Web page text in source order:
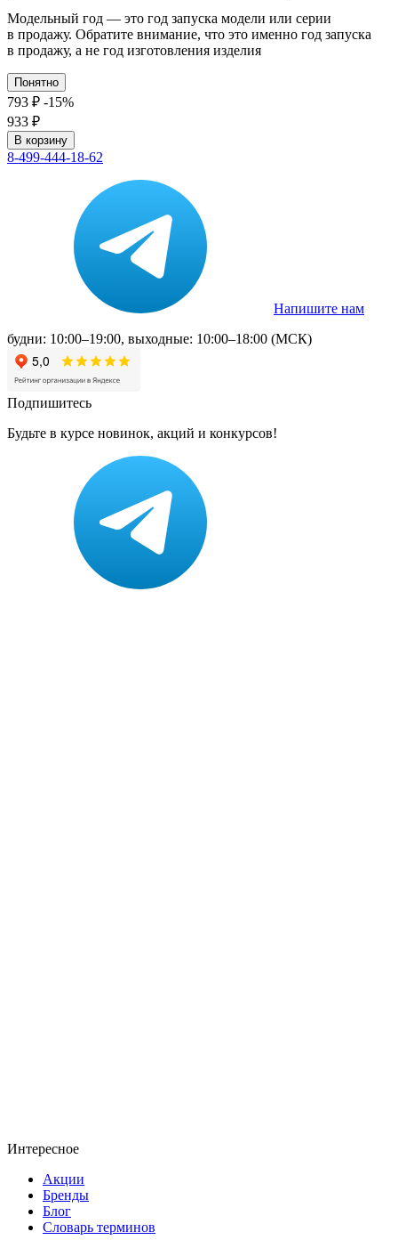
Модельный год — это год запуска модели или серии
в продажу. Обратите внимание, что это именно год запуска
в продажу, а не год изготовления изделия
Понятно
793 ₽ -15%
933 ₽
В корзину
8-499-444-18-62
Напишите нам
будни: 10:00–19:00, выходные: 10:00–18:00 (МСК)
Подпишитесь
Будьте в курсе новинок, акций и конкурсов!
Интересное
Акции
Бренды
Блог
Словарь терминов